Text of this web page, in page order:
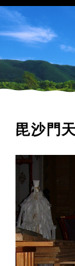
毘沙門